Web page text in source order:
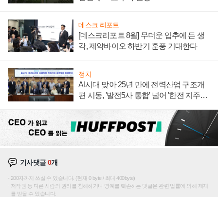
데스크 리포트
[데스크리포트 8월] 무더운 입추에 든 생
각, 제약바이오 하반기 훈풍 기대한다
정치
AI시대 맞아 25년 만에 전력산업 구조개
편 시동, '발전5사 통합' 넘어 '한전 지주사'
기사댓글0개
200자까지 쓰실 수 있습니다. (현재 0 byte / 최대 400byte)
저작권 등 다른 사람의 권리를 침해하거나 명예를 훼손하는 댓글은 관련 법률에 의해 제재
를 받을 수 있습니다.